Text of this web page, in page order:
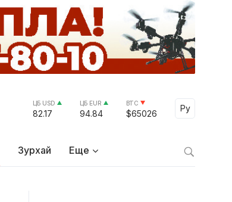
ЦБ USD
82.17
ЦБ EUR
94.84
BTC
$65026
Ру
Select
Зурхай Еще